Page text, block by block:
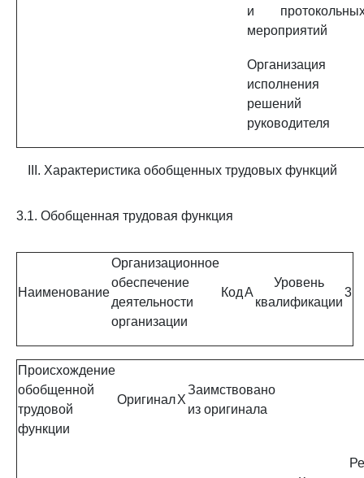
и
мероприятий
Организация
исполнения
решений
руководителя
III. Характеристика обобщенных трудовых функций
3.1. Обобщенная трудовая функция
Наименование
Организационное
обеспечение
деятельности
организации
КодA
Уровень
квалификации
3
Происхождение
обобщенной
трудовой
функции
ОригиналX
Заимствовано
из оригинала